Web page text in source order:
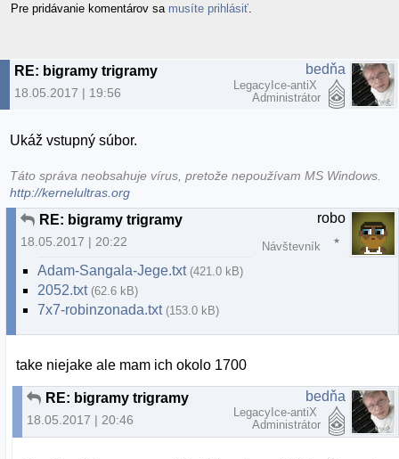
Pre pridávanie komentárov sa musíte prihlásiť
RE: bigramy trigramy
18.05.2017 | 19:56
bedňa
LegacyIce-antiX
Administrátor
Ukáž vstupný súbor.
Táto správa neobsahuje vírus, pretože nepoužívam MS Windows.
http://kernelultras.org
RE: bigramy trigramy
18.05.2017 | 20:22
robo
Návštevník
Adam-Sangala-Jege.txt (421.0 kB)
2052.txt (62.6 kB)
7x7-robinzonada.txt (153.0 kB)
take niejake ale mam ich okolo 1700
RE: bigramy trigramy
18.05.2017 | 20:46
bedňa
LegacyIce-antiX
Administrátor